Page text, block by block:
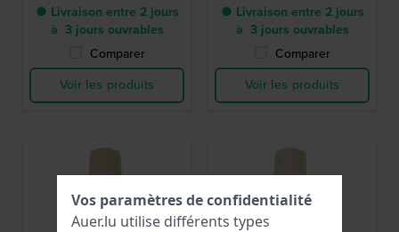
● Livraison entre 2 jours
à 3 jours ouvrables
Comparer
Voir les produits
● Livraison entre 2 jours
à 3 jours ouvrables
Comparer
Voir les produits
Vos paramètres de confidentialité
Auer.lu utilise différents types